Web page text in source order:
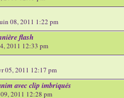
08, 2011 1:22 pm
flash
2011 12:33 pm
05, 2011 12:17 pm
avec clip imbriqués
2011 12:28 pm